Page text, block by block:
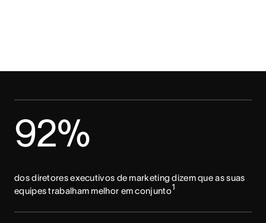
92%
dos diretores executivos de marketing dizem que as suas
equipes trabalham melhor em conjunto1